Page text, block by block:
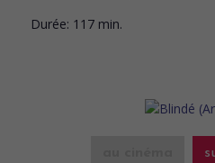
Durée: 117 min.